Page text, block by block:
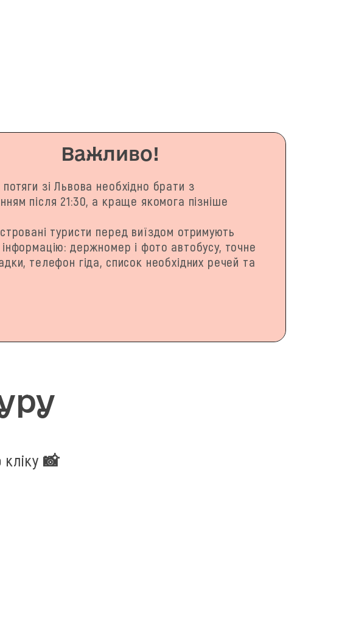
Важливо!
зі Львова необхідно брати з
після 21:30, а краще якомога пізніше
туристи перед виїздом отримують
інформацію: держномер і фото автобусу, точне
телефон гіда, список необхідних речей та
📸